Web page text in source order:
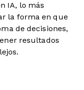
IA, lo más
la forma en que
de decisiones,
resultados